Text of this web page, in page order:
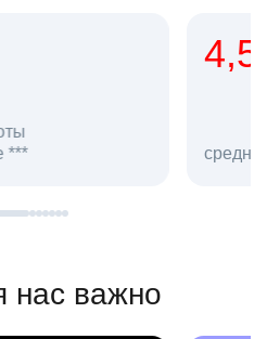
работодателя **
в hh.ru
нас важно